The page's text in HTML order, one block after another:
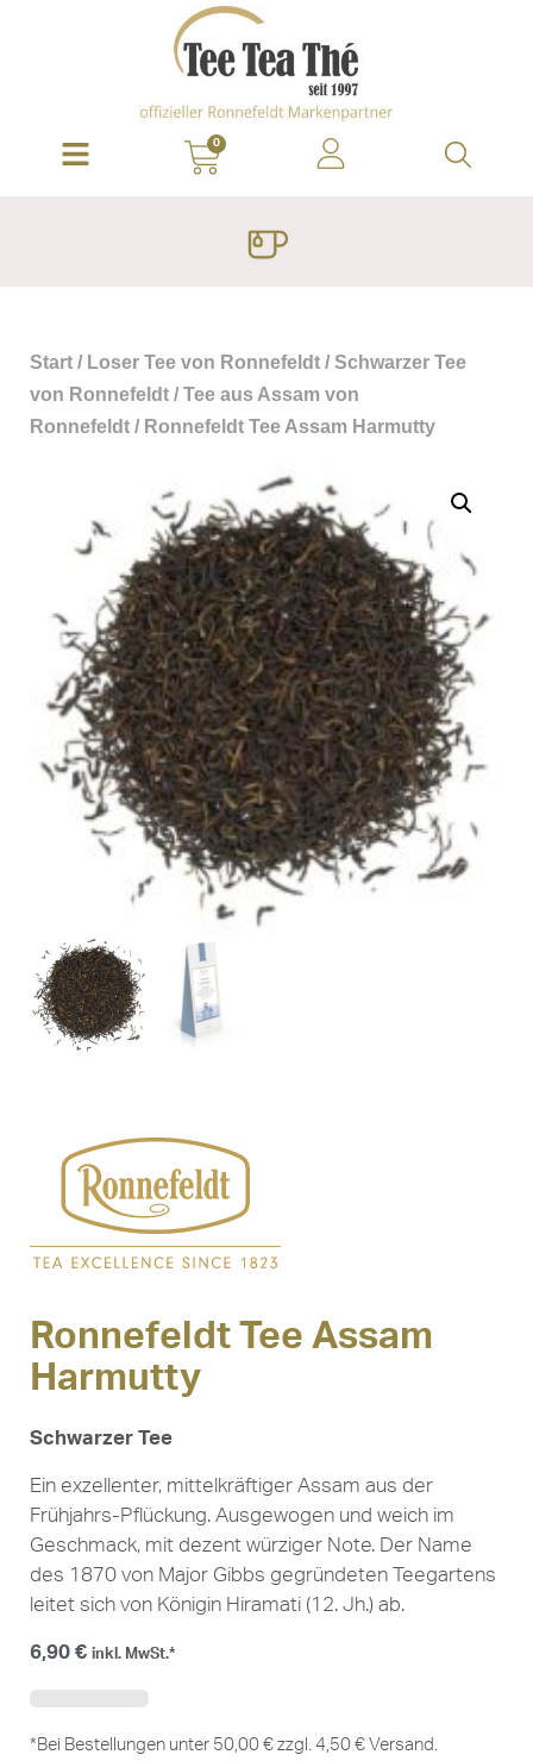
0
Start / Loser Tee von Ronnefeldt / Schwarzer Tee
von Ronnefeldt / Tee aus Assam von
Ronnefeldt / Ronnefeldt Tee Assam Harmutty
Ronnefeldt Tee Assam
Harmutty
Schwarzer Tee
Ein exzellenter, mittelkräftiger Assam aus der
Frühjahrs-Pflückung. Ausgewogen und weich im
Geschmack, mit dezent würziger Note. Der Name
des 1870 von Major Gibbs gegründeten Teegartens
leitet sich von Königin Hiramati (12. Jh.) ab.
6,90 € inkl. MwSt.*
*Bei Bestellungen unter 50,00 € zzgl. 4,50 € Versand.